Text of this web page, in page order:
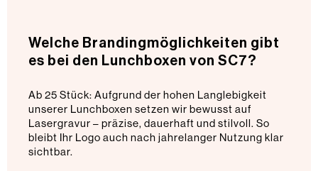
Welche Brandingmöglichkeiten gibt
es bei den Lunchboxen von SC7?
Ab 25 Stück: Aufgrund der hohen Langlebigkeit
unserer Lunchboxen setzen wir bewusst auf
Lasergravur – präzise, dauerhaft und stilvoll. So
bleibt Ihr Logo auch nach jahrelanger Nutzung klar
sichtbar.